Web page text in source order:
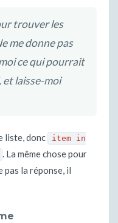
trouver les
me donne pas
ce qui pourrait
laisse-moi
liste, donc
item in
. La même chose pour
pas la réponse, il